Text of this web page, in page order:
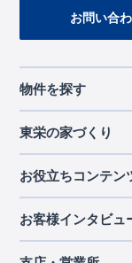
お問い合
物件を探す
エリアから探す
北海道・東北
北海道
宮
千葉県
東栄の家づくり
長期優良住宅
住宅性能評価書
お役立ちコンテン
ご契約までの道の
現地見学ガイド
お客様インタビュ